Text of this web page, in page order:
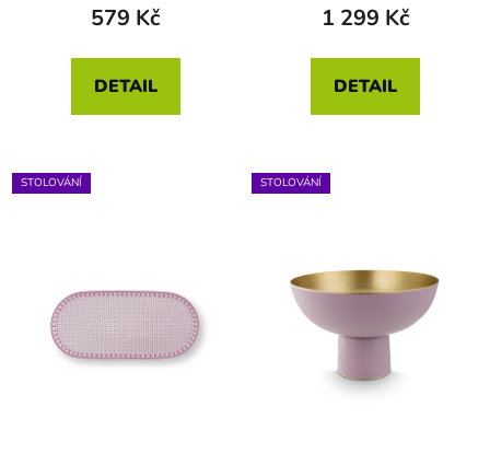
579 Kč
DETAIL
1 299 Kč
DETAIL
STOLOVÁNÍ STOLOVÁNÍ